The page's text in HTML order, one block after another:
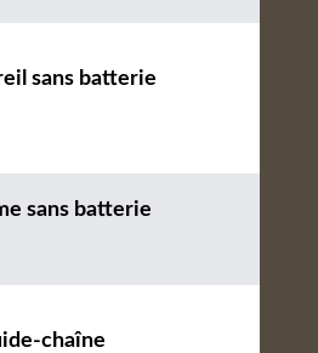
sans batterie
sans batterie
chaîne